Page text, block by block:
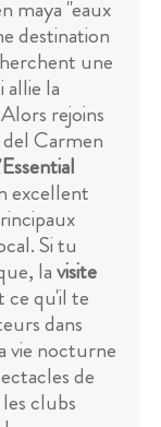
maya "eaux
destination
une
allie la
rejoins
del Carmen
Essential
excellent
Si tu
lavisite
ce qu'il te
dans
vie nocturne
de
clubs